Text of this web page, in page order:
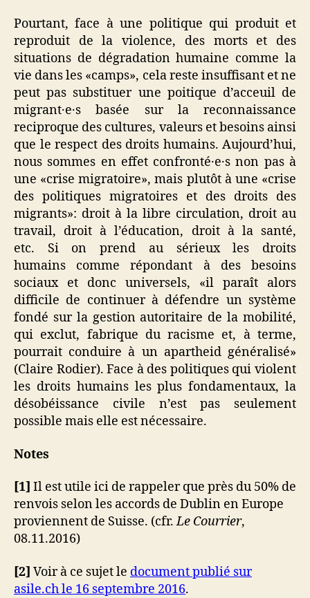
Pourtant, face à une politique qui produit et
reproduit de la violence, des morts et des
situations de dégradation humaine comme la
vie dans les «camps», cela reste insuffisant et ne
peut pas substituer une poitique d’acceuil de
migrant·e·s basée sur la reconnaissance
reciproque des cultures, valeurs et besoins ainsi
que le respect des droits humains. Aujourd’hui,
nous sommes en effet confronté·e·s non pas à
une «crise migratoire», mais plutôt à une «crise
des politiques migratoires et des droits des
migrants»: droit à la libre circulation, droit au
travail, droit à l’éducation, droit à la santé,
etc. Si on prend au sérieux les droits
humains comme répondant à des besoins
sociaux et donc universels, «il paraît alors
difficile de continuer à défendre un système
fondé sur la gestion autoritaire de la mobilité,
qui exclut, fabrique du racisme et, à terme,
pourrait conduire à un apartheid généralisé»
(Claire Rodier). Face à des politiques qui violent
les droits humains les plus fondamentaux, la
désobéissance civile n’est pas seulement
possible mais elle est nécessaire.
Notes
[1] Il est utile ici de rappeler que près du 50% de
renvois selon les accords de Dublin en Europe
proviennent de Suisse. (cfr.Le Courrier,
08.11.2016)
[2] Voir à ce sujet le document publié sur
asile.ch le 16 septembre 2016.